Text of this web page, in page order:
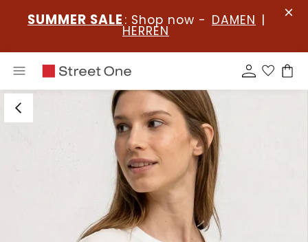
SUMMER SALE : Shop now - DAMEN |
HERREN